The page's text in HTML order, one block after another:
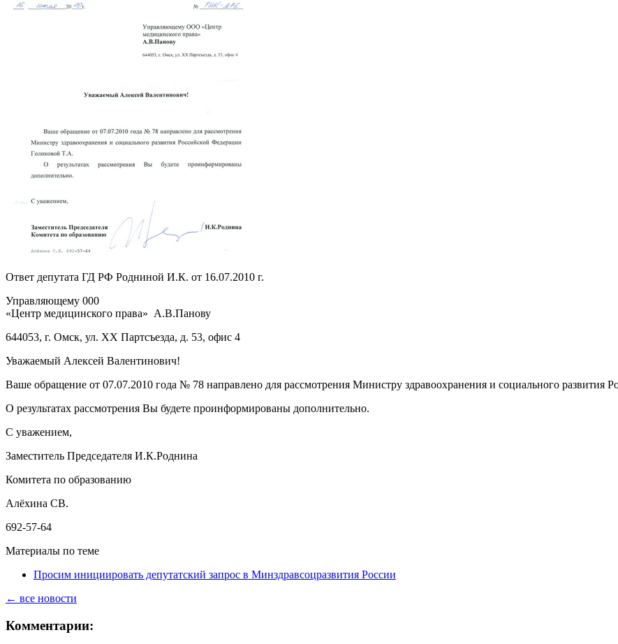
Ответ депутата ГД РФ Родниной И.К. от 16.07.2010 г.
Управляющему 000
«Центр медицинского права» А.В.Панову
644053, г. Омск, ул. XX Партсъезда, д. 53, офис 4
Уважаемый Алексей Валентинович!
Ваше обращение от 07.07.2010 года № 78 направлено для рассмотрения Министру здравоохранения и социального развития
О результатах рассмотрения Вы будете проинформированы дополнительно.
С уважением,
Заместитель Председателя И.К.Роднина
Комитета по образованию
Алёхина СВ.
692-57-64
Материалы по теме
Просим инициировать депутатский запрос в Минздравсоцразвития России
← все новости
Комментарии: